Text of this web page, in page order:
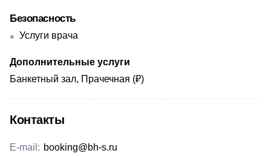
Безопасность
Услуги врача
Дополнительные услуги
Банкетный зал, Прачечная (₽)
Контакты
E-mail: booking@bh-s.ru